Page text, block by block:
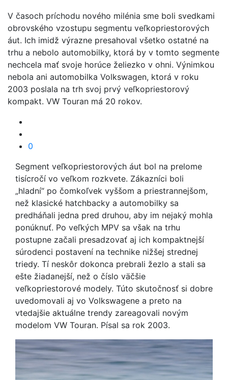
V časoch príchodu nového milénia sme boli svedkami
obrovského vzostupu segmentu veľkopriestorových
áut. Ich imidž výrazne presahoval všetko ostatné na
trhu a nebolo automobilky, ktorá by v tomto segmente
nechcela mať svoje horúce želiezko v ohni. Výnimkou
nebola ani automobilka Volkswagen, ktorá v roku
2003 poslala na trh svoj prvý veľkopriestorový
kompakt. VW Touran má 20 rokov.
0
Segment veľkopriestorových áut bol na prelome
tisícročí vo veľkom rozkvete. Zákazníci boli
„hladní“ po čomkoľvek vyššom a priestrannejšom,
než klasické hatchbacky a automobilky sa
predháňali jedna pred druhou, aby im nejaký mohla
ponúknuť. Po veľkých MPV sa však na trhu
postupne začali presadzovať aj ich kompaktnejší
súrodenci postavení na technike nižšej strednej
triedy. Tí neskôr dokonca prebrali žezlo a stali sa
ešte žiadanejší, než o číslo väčšie
veľkopriestorové modely. Túto skutočnosť si dobre
uvedomovali aj vo Volkswagene a preto na
vtedajšie aktuálne trendy zareagovali novým
modelom VW Touran. Písal sa rok 2003.